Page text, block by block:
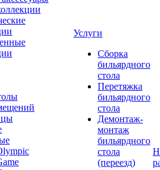
Услуги
Сборка
бильярдного
стола
Перетяжка
бильярдного
стола
Демонтаж-
монтаж
бильярдного
стола
(переезд)